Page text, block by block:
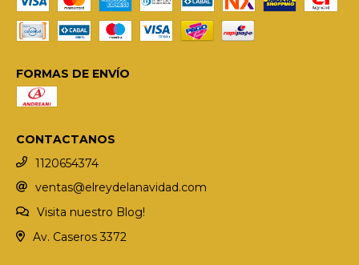
FORMAS DE ENVÍO
CONTACTANOS
1120654374
ventas@elreydelanavidad.com
Visita nuestro Blog!
Av. Caseros 3372